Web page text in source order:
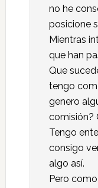
no he
posicione
Mientras
que han
Que
tengo
genero
comisión?
Tengo
consigo
algo así.
Pero